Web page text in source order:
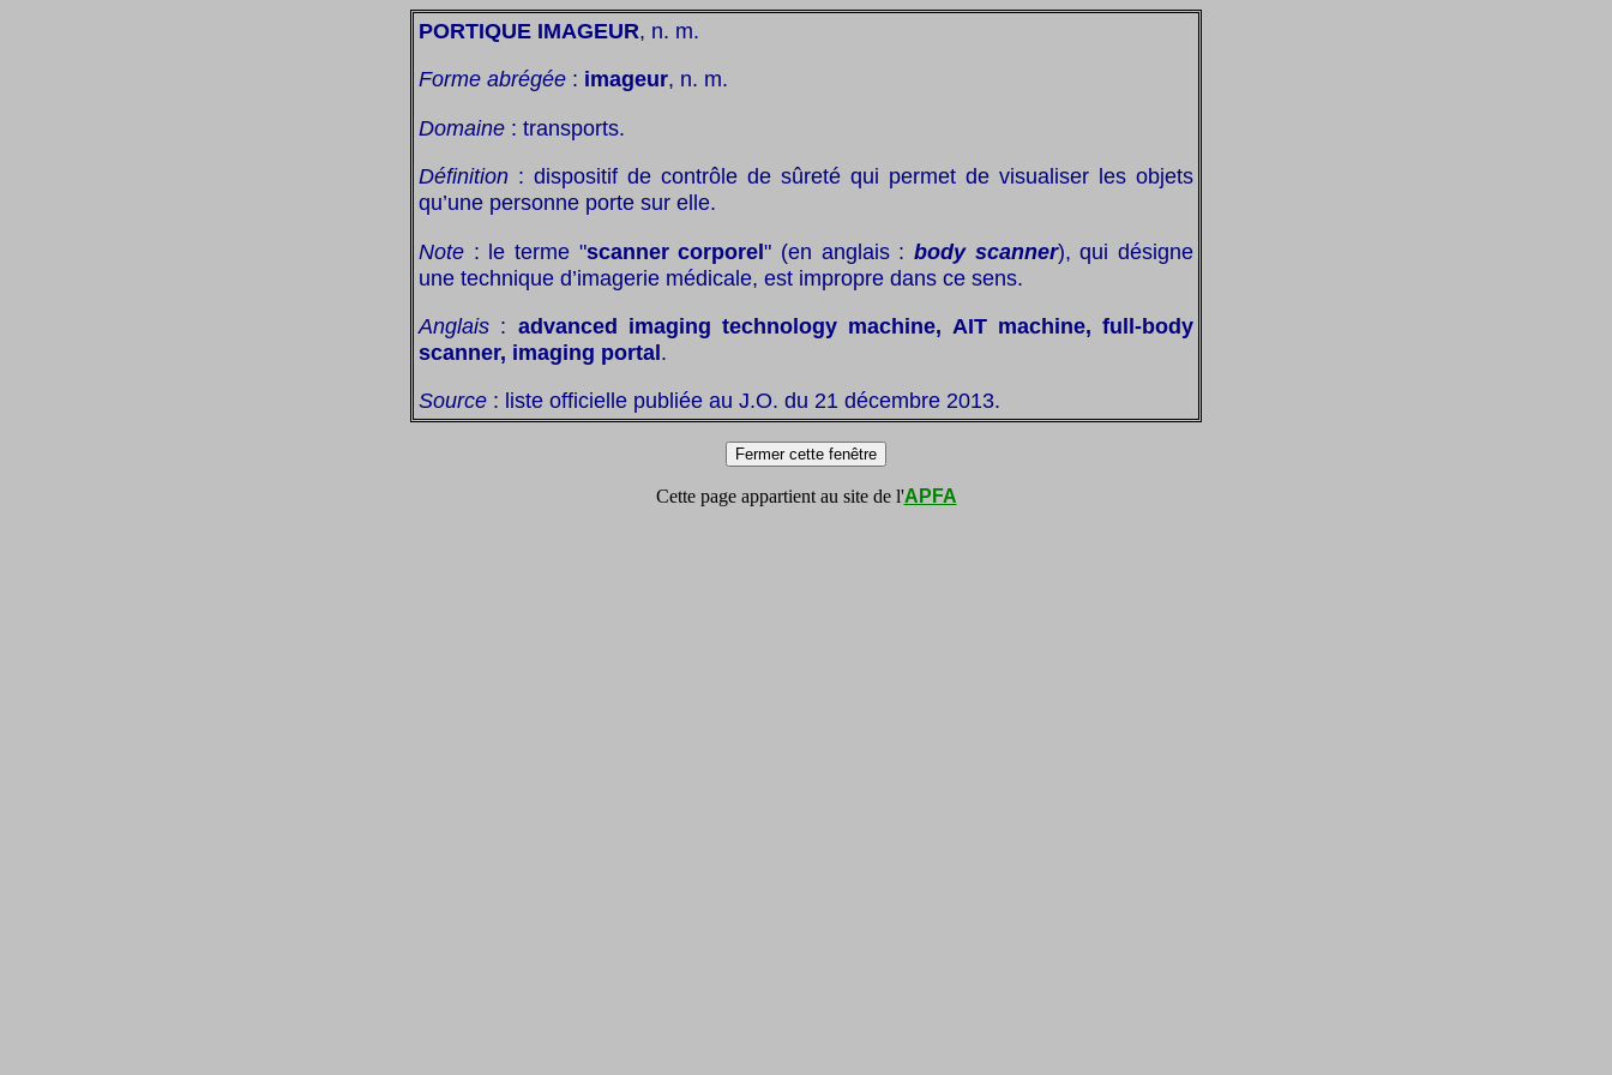
PORTIQUE IMAGEUR, n. m.
Forme abrégée : imageur, n. m.
Domaine : transports.
Définition : dispositif de contrôle de sûreté qui permet de visualiser les objets
qu’une personne porte sur elle.
Note : le terme "scanner corporel" (en anglais :body scanner), qui désigne
une technique d’imagerie médicale, est impropre dans ce sens.
Anglais : advanced imaging technology machine, AIT machine, full-body
scanner, imaging portal.
Source : liste officielle publiée au J.O. du 21 décembre 2013.
Cette page appartient au site de l'APFA